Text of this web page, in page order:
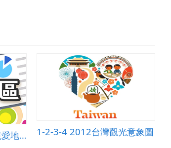
明志之舉--E 起探索環境愛地球 1-2-3-4 2012台灣觀光意象圖